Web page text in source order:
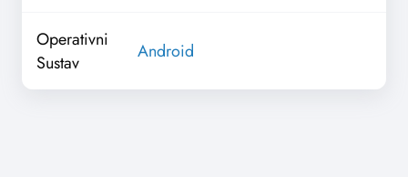
Operativni
Sustav
Android